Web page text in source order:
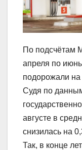
По подсчётам
апреля по
подорожали на
Судя по
августе в
снизилась на
Так, в конце